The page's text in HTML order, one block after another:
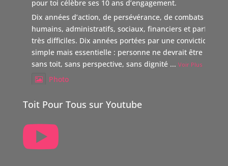
pour toi célèbre ses 10 ans d’engagement.
Dix années d’action, de persévérance, de combats
humains, administratifs, sociaux, financiers et parfois
très difficiles. Dix années portées par une conviction
simple mais essentielle : personne ne devrait être laissé
sans toit, sans perspective, sans dignité ... Voir Plus
Photo
TOIT POUR TOUS Suisse
5 mois il y a
Toit Pour Tous sur Youtube
